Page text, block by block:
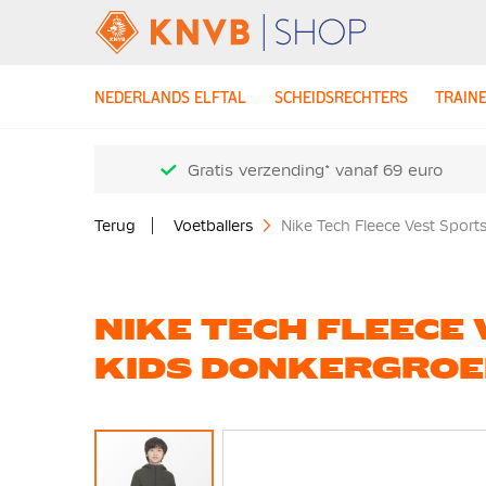
NEDERLANDS ELFTAL SCHEIDSRECHTERS
Gratis verzending* vanaf 69 euro
Terug Voetballers Nike Tech Fleece Vest
NIKE TECH
KIDS
Ga